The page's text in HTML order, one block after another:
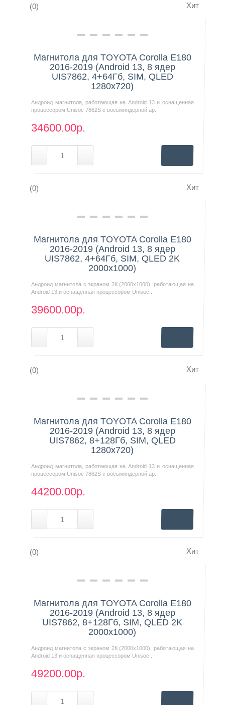
(0) Хит
Нашли дешевле?
Магнитола для TOYOTA Corolla E180
2016-2019 (Android 13, 8 ядер
UIS7862, 4+64Гб, SIM, QLED
1280x720)
Андроид магнитола, работающая на Android 13 и оснащенная
процессором Unisoc 7862S с восьмиядерной ар..
34600.00р.
(0) Хит
Нашли дешевле?
Магнитола для TOYOTA Corolla E180
2016-2019 (Android 13, 8 ядер
UIS7862, 4+64Гб, SIM, QLED 2K
2000x1000)
Андроид магнитола с экраном 2К (2000х1000), работающая на
Android 13 и оснащенная процессором Unisoc..
39600.00р.
(0) Хит
Нашли дешевле?
Магнитола для TOYOTA Corolla E180
2016-2019 (Android 13, 8 ядер
UIS7862, 8+128Гб, SIM, QLED
1280x720)
Андроид магнитола, работающая на Android 13 и оснащенная
процессором Unisoc 7862S с восьмиядерной ар..
44200.00р.
(0) Хит
Нашли дешевле?
Магнитола для TOYOTA Corolla E180
2016-2019 (Android 13, 8 ядер
UIS7862, 8+128Гб, SIM, QLED 2K
2000x1000)
Андроид магнитола с экраном 2К (2000х1000), работающая на
Android 13 и оснащенная процессором Unisoc..
49200.00р.